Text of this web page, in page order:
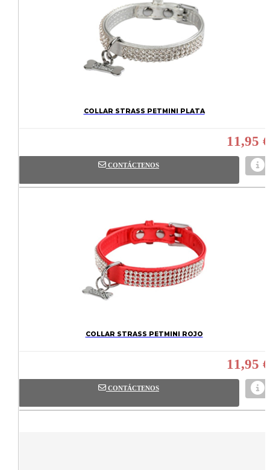
COLLAR STRASS PETMINI PLATA
11,95 €
CONTÁCTENOS
COLLAR STRASS PETMINI ROJO
11,95 €
CONTÁCTENOS